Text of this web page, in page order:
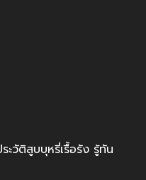
วัติสูบบุหรี่เรื้อรัง รู้ทัน